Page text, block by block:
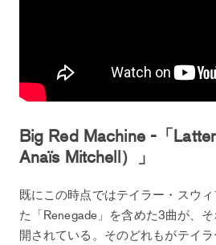
Big Red Machine -「
Anaïs Mitchell）」
既にこの時点ではテイラー・スウィ
た「Renegade」を含めた3曲が、
開されている。そのどれもがテイ